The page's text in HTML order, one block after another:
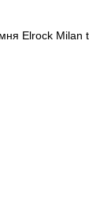
Elrock